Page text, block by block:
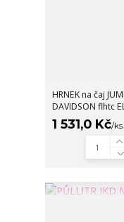
HRNEK na čaj
DAVIDSON flhtc
1 531,0 Kč/ks